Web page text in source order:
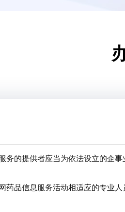
务的提供者应当为依法设立的企事
药品信息服务活动相适应的专业人